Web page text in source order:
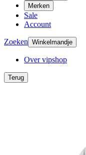
Merken
Sale
Account
Zoeken Winkelmandje
Over vipshop
Terug